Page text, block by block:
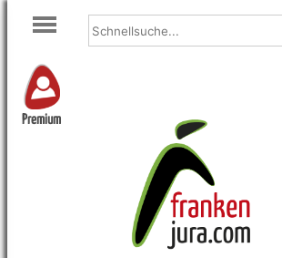
Premium